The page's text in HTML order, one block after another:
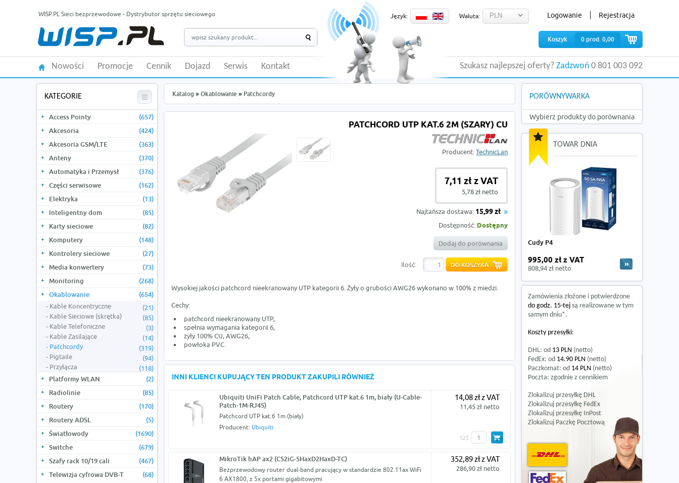
WISP.PL Sieci bezprzewodowe - Dystrybutor sprzętu sieciowego Język: Waluta: Logowanie Rejestracja
Koszyk 0 prod. 0,00
Szukasz najlepszej oferty? Zadzwoń 0 801 003 092
Nowości Promocje Cennik Dojazd Serwis Kontakt
KATEGORIE
Access Pointy
(657)
Akcesoria
(424)
Akcesoria GSM/LTE
(363)
Anteny
(370)
Automatyka i Przemysł
(376)
Części serwisowe
(162)
Elektryka
(13)
Inteligentny dom
(85)
Karty sieciowe
(82)
Komputery
(148)
Kontrolery sieciowe
(27)
Media konwertery
(73)
Monitoring
(268)
Okablowanie
(654)
Kable Koncentryczne
(21)
Kable Sieciowe (skrętka)
(85)
Kable Telefoniczne
(3)
Kable Zasilające
(14)
Patchcordy
(319)
Pigtaile
(94)
Przyłącza
(118)
Platformy WLAN
(2)
Radiolinie
(85)
Routery
(170)
Routery ADSL
(5)
Światłowody
(1690)
Switche
(679)
Szafy rack 10/19 cali
(467)
Telewizja cyfrowa DVB-T
(68)
Katalog » Okablowanie » Patchcordy
PATCHCORD UTP KAT.6 2M (SZARY) CU
Producent:TechnicLan
7,11 zł z VAT
5,78 zł netto
Najtańsza dostawa: 15,99 zł
Dostępność: Dostępny
Dodaj do porównania
Ilość:
Wysokiej jakości patchcord nieekranowany UTP kategorii 6. Żyły o grubości AWG26 wykonano w 100% z miedzi.
Cechy:
patchcord nieekranowany UTP,
spełnia wymagania kategorii 6,
żyły 100% CU, AWG26,
powłoka PVC.
INNI KLIENCI KUPUJĄCY TEN PRODUKT ZAKUPILI RÓWNIEŻ
Ubiquiti UniFi Patch Cable, Patchcord UTP kat.6 1m, biały (U-Cable-
Patch-1M-RJ45)
Patchcord UTP kat.6 1m (biały)
Producent: Ubiquiti
14,08 zł z VAT
11,45 zł netto
szt
MikroTik hAP ax2 (C52iG-5HaxD2HaxD-TC)
Bezprzewodowy router dual-band pracujący w standardzie 802.11ax WiFi
6 AX1800, z 5x portami gigabitowymi
352,89 zł z VAT
286,90 zł netto
PORÓWNYWARKA
Wybierz produkty do porównania
TOWAR DNIA
Cudy P4
995,00 zł z VAT
808,94 zł netto
Zamówienia złożone i potwierdzone
do godz. 15-tej są realizowane w tym
samym dniu*.
Koszty przesyłki:
DHL: od 13 PLN (netto)
FedEx: od 14.90 PLN (netto)
Paczkomat: od 14 PLN (netto)
Poczta: zgodnie z cennikiem
Zlokalizuj przesyłkę DHL
Zlokalizuj przesyłkę FedEx
Zlokalizuj przesyłkę InPost
Zlokalizuj Paczkę Pocztową